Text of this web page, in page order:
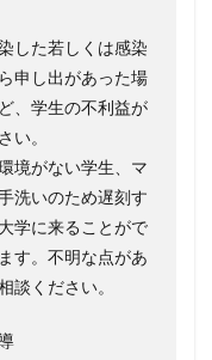
した若しくは感染
申し出があった場
、学生の不利益が
い。
境がない学生、マ
洗いのため遅刻す
学に来ることがで
す。不明な点があ
談ください。